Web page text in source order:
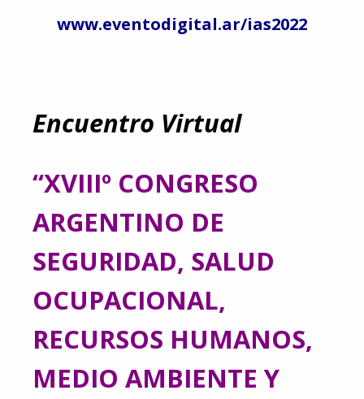
www.eventodigital.ar/ias2022
Encuentro Virtual
“XVIIIº CONGRESO
ARGENTINO DE
SEGURIDAD, SALUD
OCUPACIONAL,
RECURSOS HUMANOS,
MEDIO AMBIENTE Y